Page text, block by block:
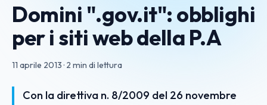
Domini ".gov.it": obblighi
per i siti web della P.A
11 aprile 2013· 2 min di lettura
Con la direttiva n. 8/2009 del 26 novembre